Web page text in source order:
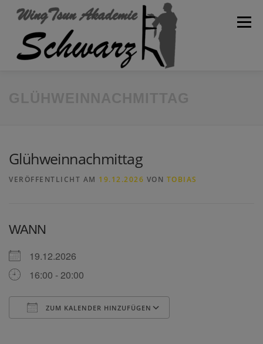
Inhalt
Menü
Glühweinnachmittag
VERÖFFENTLICHT AM 19.12.2026 VON TOBIAS
WANN
19.12.2026
16:00 - 20:00
ZUM KALENDER HINZUFÜGEN